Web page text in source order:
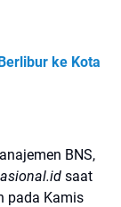
ke Kota
BNS,
saat
pada Kamis